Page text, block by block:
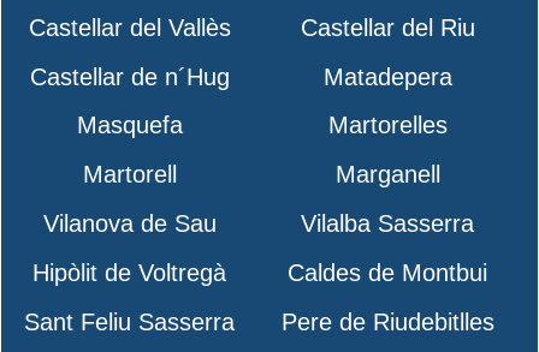
Castellar del Vallès
Castellar del Riu
Castellar de n´Hug
Matadepera
Masquefa
Martorelles
Martorell
Marganell
Vilanova de Sau
Vilalba Sasserra
Hipòlit de Voltregà
Caldes de Montbui
Sant Feliu Sasserra
Pere de Riudebitlles